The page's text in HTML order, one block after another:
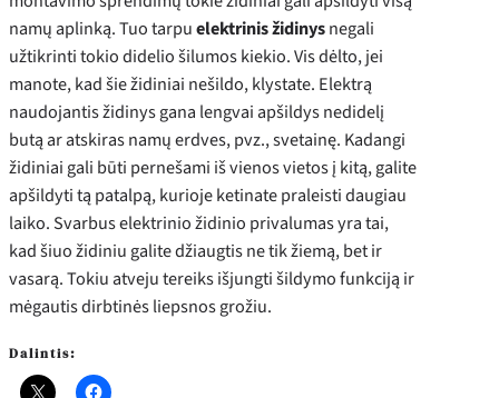
namų aplinką. Tuo tarpuelektrinis židinysnegali
užtikrinti tokio didelio šilumos kiekio. Vis dėlto, jei
manote, kad šie židiniai nešildo, klystate. Elektrą
naudojantis židinys gana lengvai apšildys nedidelį
butą ar atskiras namų erdves, pvz., svetainę. Kadangi
židiniai gali būti pernešami iš vienos vietos į kitą, galite
apšildyti tą patalpą, kurioje ketinate praleisti daugiau
laiko. Svarbus elektrinio židinio privalumas yra tai,
kad šiuo židiniu galite džiaugtis ne tik žiemą, bet ir
vasarą. Tokiu atveju tereiks išjungti šildymo funkciją ir
mėgautis dirbtinės liepsnos grožiu.
Dalintis: